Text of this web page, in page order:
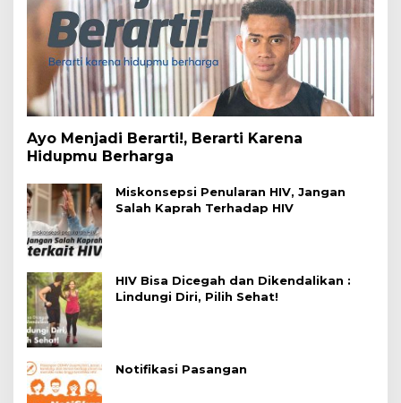
Ayo Menjadi Berarti!, Berarti Karena
Hidupmu Berharga
Miskonsepsi Penularan HIV, Jangan
Salah Kaprah Terhadap HIV
HIV Bisa Dicegah dan Dikendalikan :
Lindungi Diri, Pilih Sehat!
Notifikasi Pasangan